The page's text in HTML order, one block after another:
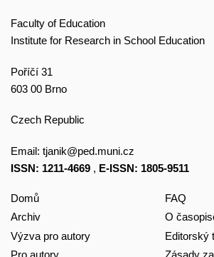
Faculty of Education
Institute for Research in School Education
Poříčí 31
603 00 Brno
Czech Republic
Email: tjanik@ped.muni.cz
ISSN: 1211-4669 , E-ISSN: 1805-9511
Domů
Archiv
Výzva pro autory
FAQ
O
Editorský